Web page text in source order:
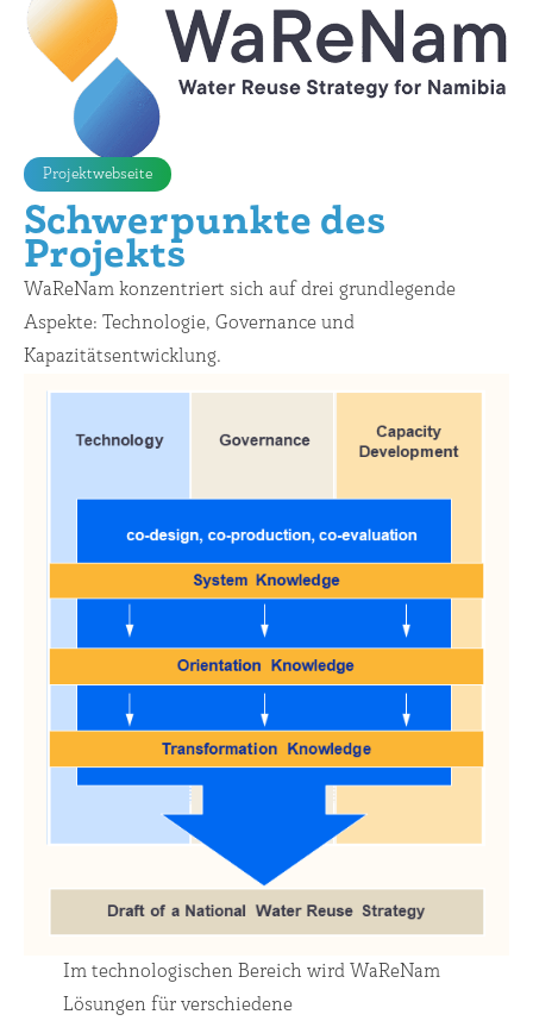
Projektwebseite
Schwerpunkte des
Projekts
WaReNam konzentriert sich auf drei grundlegende
Aspekte: Technologie, Governance und
Kapazitätsentwicklung.
Im technologischen Bereich wird WaReNam
Lösungen für verschiedene